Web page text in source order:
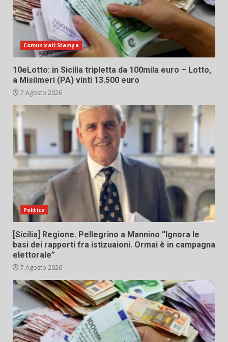
Comunicati Stampa
10eLotto: in Sicilia tripletta da 100mila euro – Lotto,
a Misilmeri (PA) vinti 13.500 euro
7 Agosto 2026
Politica
[Sicilia] Regione. Pellegrino a Mannino “Ignora le
basi dei rapporti fra istizuaioni. Ormai è in campagna
elettorale”
7 Agosto 2026